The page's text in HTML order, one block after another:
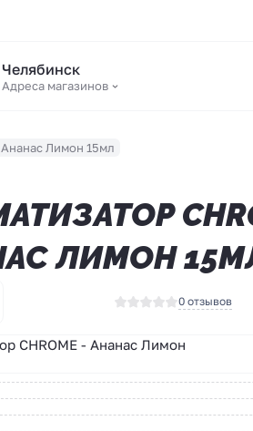
Челябинск
Адреса магазинов
Ананас Лимон 15мл
ЛИМОН
0 отзывов
CHROME - Ананас Лимон